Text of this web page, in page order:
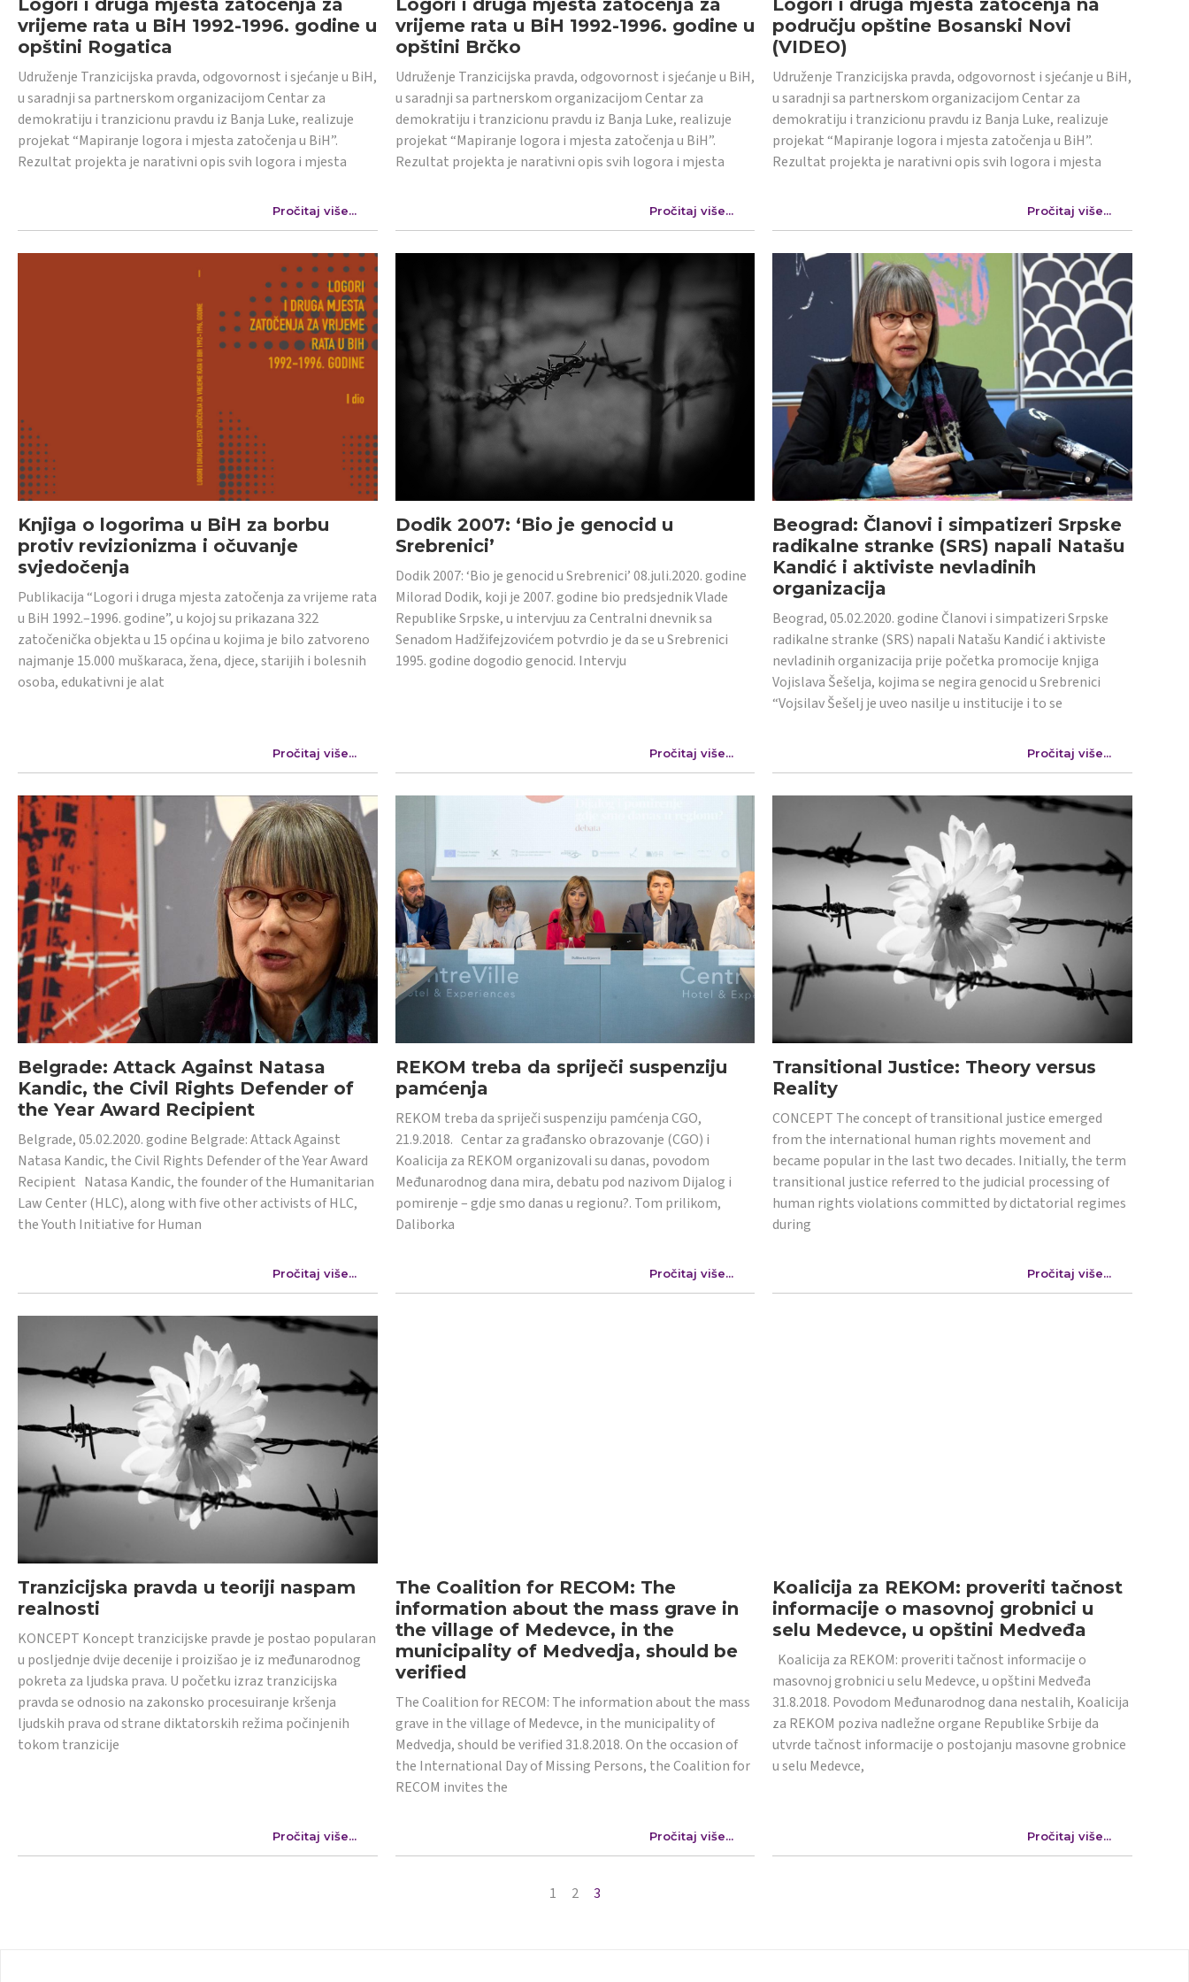
vrijeme rata u BiH 1992-1996. godine u
opštini Rogatica
Udruženje Tranzicijska pravda, odgovornost i sjećanje u BiH,
u saradnji sa partnerskom organizacijom Centar za
demokratiju i tranzicionu pravdu iz Banja Luke, realizuje
projekat “Mapiranje logora i mjesta zatočenja u BiH”.
Rezultat projekta je narativni opis svih logora i mjesta
Pročitaj više...
vrijeme rata u BiH 1992-1996. godine u
opštini Brčko
Udruženje Tranzicijska pravda, odgovornost i sjećanje u BiH,
u saradnji sa partnerskom organizacijom Centar za
demokratiju i tranzicionu pravdu iz Banja Luke, realizuje
projekat “Mapiranje logora i mjesta zatočenja u BiH”.
Rezultat projekta je narativni opis svih logora i mjesta
Pročitaj više...
području opštine Bosanski Novi
(VIDEO)
Udruženje Tranzicijska pravda, odgovornost i sjećanje u BiH,
u saradnji sa partnerskom organizacijom Centar za
demokratiju i tranzicionu pravdu iz Banja Luke, realizuje
projekat “Mapiranje logora i mjesta zatočenja u BiH”.
Rezultat projekta je narativni opis svih logora i mjesta
Pročitaj više...
Knjiga o logorima u BiH za borbu
protiv revizionizma i očuvanje
svjedočenja
Publikacija “Logori i druga mjesta zatočenja za vrijeme rata
u BiH 1992.–1996. godine”, u kojoj su prikazana 322
zatočenička objekta u 15 općina u kojima je bilo zatvoreno
najmanje 15.000 muškaraca, žena, djece, starijih i bolesnih
osoba, edukativni je alat
Pročitaj više...
Dodik 2007: ‘Bio je genocid u
Srebrenici’
Dodik 2007: ‘Bio je genocid u Srebrenici’ 08.juli.2020. godine
Milorad Dodik, koji je 2007. godine bio predsjednik Vlade
Republike Srpske, u intervjuu za Centralni dnevnik sa
Senadom Hadžifejzovićem potvrdio je da se u Srebrenici
1995. godine dogodio genocid. Intervju
Pročitaj više...
Beograd: Članovi i simpatizeri Srpske
radikalne stranke (SRS) napali Natašu
Kandić i aktiviste nevladinih
organizacija
Beograd, 05.02.2020. godine Članovi i simpatizeri Srpske
radikalne stranke (SRS) napali Natašu Kandić i aktiviste
nevladinih organizacija prije početka promocije knjiga
Vojislava Šešelja, kojima se negira genocid u Srebrenici
“Vojsilav Šešelj je uveo nasilje u institucije i to se
Pročitaj više...
Belgrade: Attack Against Natasa
Kandic, the Civil Rights Defender of
the Year Award Recipient
Belgrade, 05.02.2020. godine Belgrade: Attack Against
Natasa Kandic, the Civil Rights Defender of the Year Award
Recipient Natasa Kandic, the founder of the Humanitarian
Law Center (HLC), along with five other activists of HLC,
the Youth Initiative for Human
Pročitaj više...
REKOM treba da spriječi suspenziju
pamćenja
REKOM treba da spriječi suspenziju pamćenja CGO,
21.9.2018. Centar za građansko obrazovanje (CGO) i
Koalicija za REKOM organizovali su danas, povodom
Međunarodnog dana mira, debatu pod nazivom Dijalog i
pomirenje – gdje smo danas u regionu?. Tom prilikom,
Daliborka
Pročitaj više...
Transitional Justice: Theory versus
Reality
CONCEPT The concept of transitional justice emerged
from the international human rights movement and
became popular in the last two decades. Initially, the term
transitional justice referred to the judicial processing of
human rights violations committed by dictatorial regimes
during
Pročitaj više...
Tranzicijska pravda u teoriji naspam
realnosti
KONCEPT Koncept tranzicijske pravde je postao popularan
u posljednje dvije decenije i proizišao je iz međunarodnog
pokreta za ljudska prava. U početku izraz tranzicijska
pravda se odnosio na zakonsko procesuiranje kršenja
ljudskih prava od strane diktatorskih režima počinjenih
tokom tranzicije
Pročitaj više...
The Coalition for RECOM: The
information about the mass grave in
the village of Medevce, in the
municipality of Medvedja, should be
verified
The Coalition for RECOM: The information about the mass
grave in the village of Medevce, in the municipality of
Medvedja, should be verified 31.8.2018. On the occasion of
the International Day of Missing Persons, the Coalition for
RECOM invites the
Pročitaj više...
Koalicija za REKOM: proveriti tačnost
informacije o masovnoj grobnici u
selu Medevce, u opštini Medveđa
Koalicija za REKOM: proveriti tačnost informacije o
masovnoj grobnici u selu Medevce, u opštini Medveđa
31.8.2018. Povodom Međunarodnog dana nestalih, Koalicija
za REKOM poziva nadležne organe Republike Srbije da
utvrde tačnost informacije o postojanju masovne grobnice
u selu Medevce,
Pročitaj više...
1 2 3